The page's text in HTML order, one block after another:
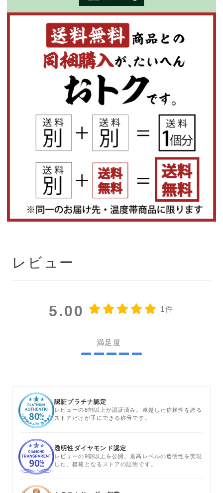
レビュー
5.00 1件
満足度
認証プラチナ認定
レビューの8割以上が認証済み。卓越した信頼性を誇る
ストアだけが手にできる称号です。
透明性ダイヤモンド認定
レビューの9割以上を公開。最高レベルの透明性を実現
した、模範となるストアの証明です。